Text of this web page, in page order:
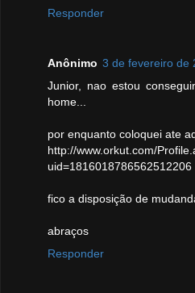
Responder
Anônimo 3 de fevereiro de
Junior, nao estou
home...
por enquanto coloquei ate
http://www.orkut.com/
uid=1816018786562512206
fico a disposição de
abraços
Responder